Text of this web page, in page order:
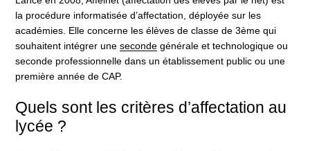
la procédure informatisée d’affectation, déployée sur les
académies. Elle concerne les élèves de classe de 3ème qui
souhaitent intégrer uneseconde générale et technologique ou
seconde professionnelle dans un établissement public ou une
première année de CAP.
Quels sont les critères d’affectation au
lycée ?